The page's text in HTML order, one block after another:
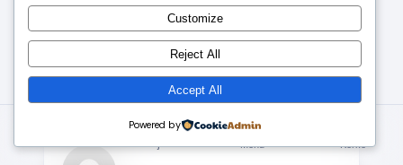
#Arsimi
#Familja
#protesta tek kryeministria #resorti ne zvernec
◷ ☰
Menu Kërko
Customize
Reject All
Accept All
Powered by